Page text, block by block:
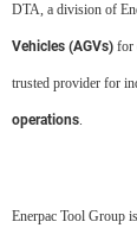
DTA, a division of
Vehicles (AGVs) for
trusted provider for
operations.
Enerpac Tool Group